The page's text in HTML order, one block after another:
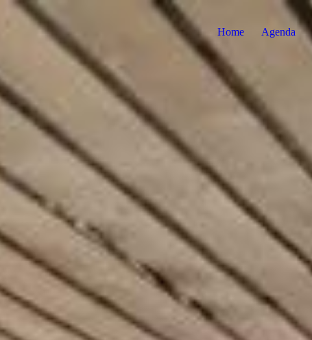
Home Agenda